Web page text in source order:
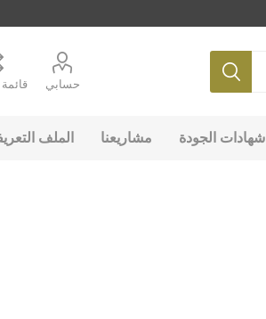
حسابي
شهادات الجودة مشاريعنا الملف